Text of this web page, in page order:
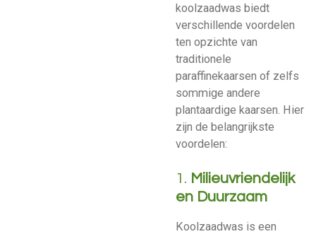
koolzaadwas biedt
verschillende voordelen
ten opzichte van
traditionele
paraffinekaarsen of zelfs
sommige andere
plantaardige kaarsen. Hier
zijn de belangrijkste
voordelen:
1. Milieuvriendelijk
en Duurzaam
Koolzaadwas is een